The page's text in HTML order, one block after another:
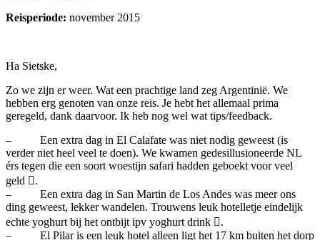
Reisperiode: november 2015
Ha Sietske,
Zo we zijn er weer. Wat een prachtige land zeg Argentinië. We
hebben erg genoten van onze reis. Je hebt het allemaal prima
geregeld, dank daarvoor. Ik heb nog wel wat tips/feedback.
– Een extra dag in El Calafate was niet nodig geweest (is
verder niet heel veel te doen). We kwamen gedesillusioneerde NL
érs tegen die een soort woestijn safari hadden geboekt voor veel
geld .
– Een extra dag in San Martin de Los Andes was meer ons
ding geweest, lekker wandelen. Trouwens leuk hotelletje eindelijk
echte yoghurt bij het ontbijt ipv yoghurt drink .
– El Pilar is een leuk hotel alleen ligt het 17 km buiten het dorp